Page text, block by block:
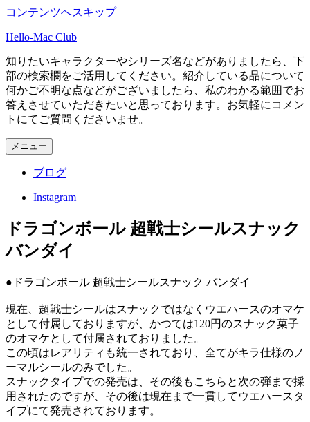
コンテンツへスキップ
Hello-Mac Club
知りたいキャラクターやシリーズ名などがありましたら、下
部の検索欄をご活用してください。紹介している品について
何かご不明な点などがございましたら、私のわかる範囲でお
答えさせていただきたいと思っております。お気軽にコメン
トにてご質問くださいませ。
メニュー
ブログ
Instagram
ドラゴンボール 超戦士シールスナック
バンダイ
●ドラゴンボール 超戦士シールスナック バンダイ
現在、超戦士シールはスナックではなくウエハースのオマケ
として付属しておりますが、かつては120円のスナック菓子
のオマケとして付属されておりました。
この頃はレアリティも統一されており、全てがキラ仕様のノ
ーマルシールのみでした。
スナックタイプでの発売は、その後もこちらと次の弾まで採
用されたのですが、その後は現在まで一貫してウエハースタ
イプにて発売されております。